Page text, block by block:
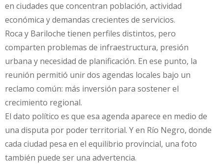
en ciudades que concentran población, actividad
económica y demandas crecientes de servicios.
Roca y Bariloche tienen perfiles distintos, pero
comparten problemas de infraestructura, presión
urbana y necesidad de planificación. En ese punto, la
reunión permitió unir dos agendas locales bajo un
reclamo común: más inversión para sostener el
crecimiento regional.
El dato político es que esa agenda aparece en medio de
una disputa por poder territorial. Y en Río Negro, donde
cada ciudad pesa en el equilibrio provincial, una foto
también puede ser una advertencia.